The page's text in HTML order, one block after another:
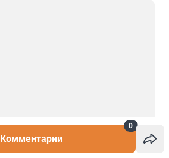
Комментарии
0